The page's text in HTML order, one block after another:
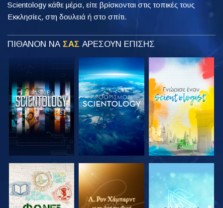
Scientology κάθε μέρα, είτε βρίσκονται στις τοπικές τους
Εκκλησίες, στη δουλειά ή στο σπίτι.
ΠΙΘΑΝΟΝ ΝΑ ΣΑΣ ΑΡΕΣΟΥΝ ΕΠΙΣΗΣ
ΕΞΕΡΕΥΝΗΣΤΕ
ΤΗ ΣΕΙΡΑ
ΕΞΕΡΕΥΝΗΣΤΕ
ΤΗ ΣΕΙΡΑ
ΕΞΕΡΕΥΝΗΣΤΕ
ΤΗ ΣΕΙΡΑ